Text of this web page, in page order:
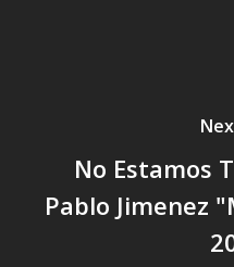
No Estamos
Pablo Jimenez